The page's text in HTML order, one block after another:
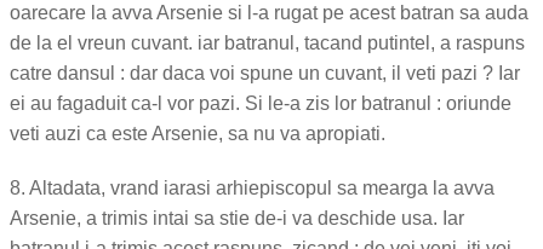
oarecare la avva Arsenie si l-a rugat pe acest batran sa auda
de la el vreun cuvant. iar batranul, tacand putintel, a raspuns
catre dansul : dar daca voi spune un cuvant, il veti pazi ? Iar
ei au fagaduit ca-l vor pazi. Si le-a zis lor batranul : oriunde
veti auzi ca este Arsenie, sa nu va apropiati.
8. Altadata, vrand iarasi arhiepiscopul sa mearga la avva
Arsenie, a trimis intai sa stie de-i va deschide usa. Iar